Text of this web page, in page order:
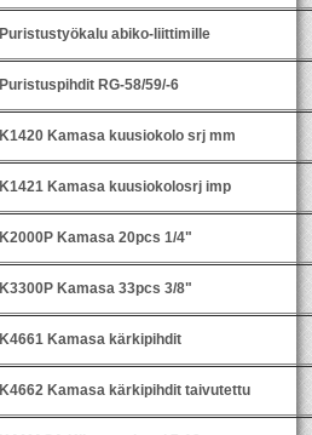
Puristustyökalu abiko-liittimille
Puristuspihdit RG-58/59/-6
K1420 Kamasa kuusiokolo srj mm
K1421 Kamasa kuusiokolosrj imp
K2000P Kamasa 20pcs 1/4"
K3300P Kamasa 33pcs 3/8"
K4661 Kamasa kärkipihdit
K4662 Kamasa kärkipihdit taivutettu